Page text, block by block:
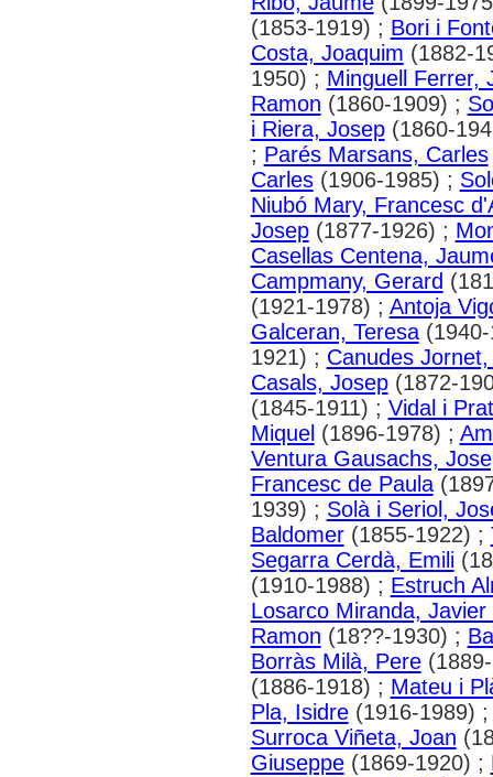
(1853-1919) ; Bori i
Costa, Joaquim (1882-
1950) ; Minguell Ferrer,
Ramon (1860-1909) ;
i Riera, Josep(1860-
; Parés Marsans, Carles
Carles(1906-1985) ;
Niubó Mary, Francesc
Josep(1877-1926) ;
Casellas Centena,
Campmany, Gerard
(1921-1978) ; Antoja
Galceran, Teresa
1921) ; Canudes
Casals, Josep(1872-
(1845-1911) ; Vidal i
Miquel(1896-1978) ;
Ventura Gausachs,
Francesc de Paula
1939) ; Solà i Seriol,
Baldomer(1855-1922) ;
Segarra Cerdà, Emili
(1910-1988) ; Estruch
Losarco Miranda, Javier
Ramon (18??-1930) ;
Borràs Milà, Pere
(1886-1918) ; Mateu i
Pla, Isidre(1916-1989)
Surroca Viñeta, Joan
Giuseppe(1869-1920) ;